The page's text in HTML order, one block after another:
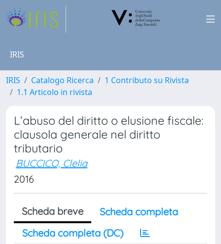
IRIS
IRIS Catalogo Ricerca
1 Contributo su Rivista
1.1 Articolo in rivista
L’abuso del diritto o elusione fiscale:
clausola generale nel diritto
tributario
BUCCICO, Clelia
2016
Scheda breve
Scheda completa
Scheda completa (DC)